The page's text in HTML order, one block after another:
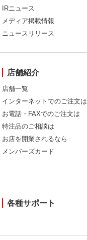
IRニュース
メディア掲載情報
ニュースリリース
店舗紹介
店舗一覧
インターネットでのご注文は
お電話・FAXでのご注文は
特注品のご相談は
お店を開業されるなら
メンバーズカード
各種サポート